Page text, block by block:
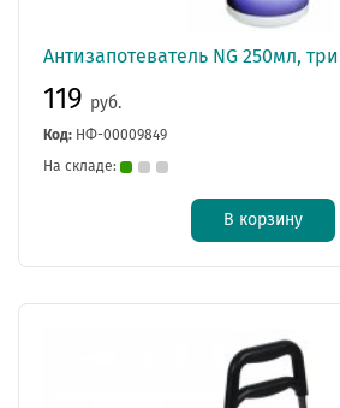
Антизапотеватель NG 250мл,
119 руб.
Код: НФ-00009849
На складе:
В корзину